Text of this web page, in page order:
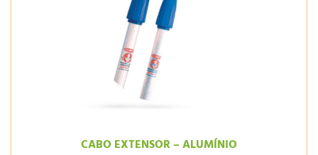
CABO EXTENSOR – ALUMÍNIO